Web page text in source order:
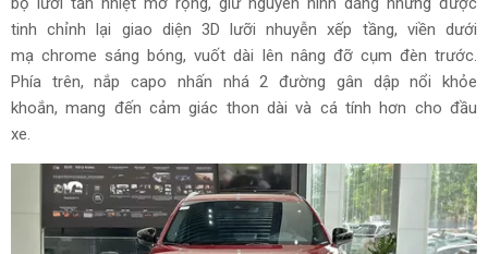
tinh chỉnh lại giao diện 3D lưỡi nhuyễn xếp tầng, viền dưới
mạ chrome sáng bóng, vuốt dài lên nâng đỡ cụm đèn trước.
Phía trên, nắp capo nhấn nhá 2 đường gân dập nổi khỏe
khoắn, mang đến cảm giác thon dài và cá tính hơn cho đầu
xe.